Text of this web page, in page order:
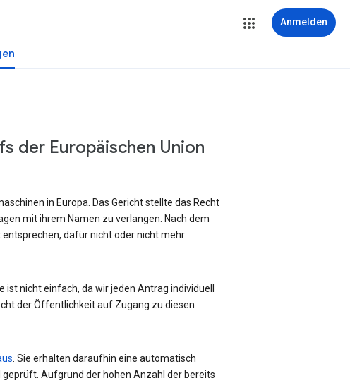
Anmelden
der Europäischen Union
in Europa. Das Gericht stellte das Recht
mit ihrem Namen zu verlangen. Nach dem
dafür nicht oder nicht mehr
nicht einfach, da wir jeden Antrag individuell
der Öffentlichkeit auf Zugang zu diesen
. Sie erhalten daraufhin eine automatisch
Aufgrund der hohen Anzahl der bereits